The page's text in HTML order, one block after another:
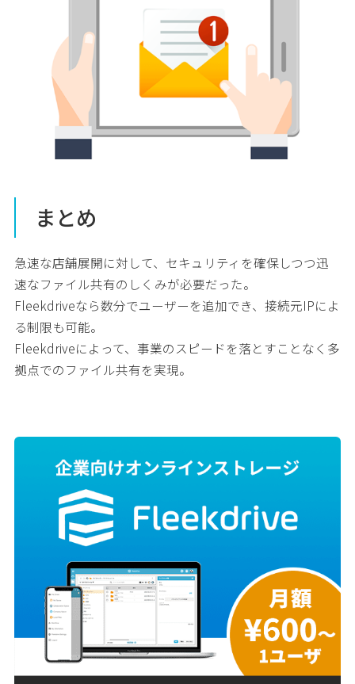
まとめ
急速な店舗展開に対して、セキュリティを確保しつつ迅
速なファイル共有のしくみが必要だった。
Fleekdriveなら数分でユーザーを追加でき、接続元IPによ
る制限も可能。
Fleekdriveによって、事業のスピードを落とすことなく多
拠点でのファイル共有を実現。